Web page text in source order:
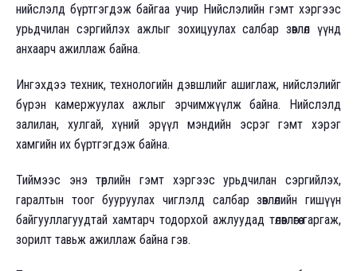
нийслэлд бүртгэгдэж байгаа учир Нийслэлийн гэмт хэргээс
урьдчилан сэргийлэх ажлыг зохицуулах салбар зөвлөл үүнд
анхаарч ажиллаж байна.
Ингэхдээ техник, технологийн дэвшлийг ашиглаж, нийслэлийг
бүрэн камержуулах ажлыг эрчимжүүлж байна. Нийслэлд
залилан, хулгай, хүний эрүүл мэндийн эсрэг гэмт хэрэг
хамгийн их бүртгэгдэж байна.
Тиймээс энэ төрлийн гэмт хэргээс урьдчилан сэргийлэх,
гаралтын тоог бууруулах чиглэлд салбар зөвлөлийн гишүүн
байгууллагуудтай хамтарч тодорхой ажлуудад төлөвлөгөө гаргаж,
зорилт тавьж ажиллаж байна гэв.